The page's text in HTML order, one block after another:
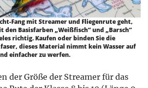
Fang mit Streamer und Fliegenrute geht,
den Basisfarben „Weißfisch“ und „Barsch“
richtig. Kaufen oder binden Sie die
dieses Material nimmt kein Wasser auf
einfacher zu werfen.
der Größe der Streamer für das